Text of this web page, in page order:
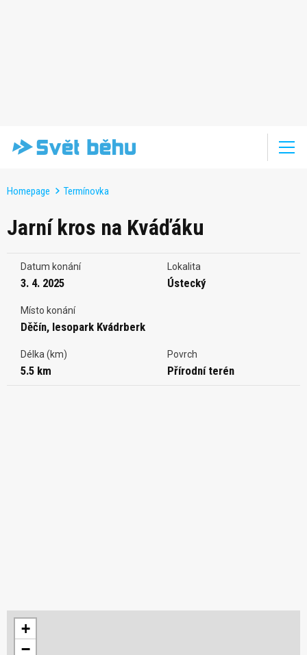
Homepage Termínovka
Jarní kros na Kváďáku
Datum konání
3. 4. 2025
Lokalita
Ústecký
Místo konání
Děčín, lesopark Kvádrberk
Délka (km)
5.5 km
Povrch
Přírodní terén
+
−